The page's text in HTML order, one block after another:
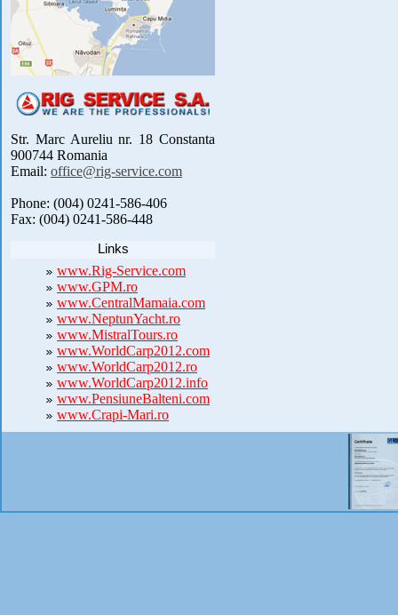
Str. Marc Aureliu nr. 18 Constanta
900744 Romania
Email: office@rig-service.com
Phone: (004) 0241-586-406
Fax: (004) 0241-586-448
Links
www.Rig-Service.com
www.GPM.ro
www.CentralMamaia.com
www.NeptunYacht.ro
www.MistralTours.ro
www.WorldCarp2012.com
www.WorldCarp2012.ro
www.WorldCarp2012.info
www.PensiuneBalteni.com
www.Crapi-Mari.ro